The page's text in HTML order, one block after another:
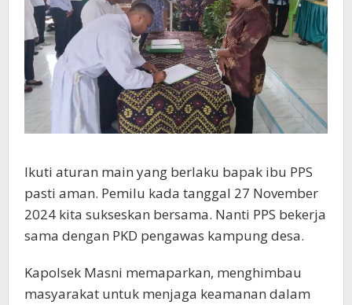
Ikuti aturan main yang berlaku bapak ibu PPS
pasti aman. Pemilu kada tanggal 27 November
2024 kita sukseskan bersama. Nanti PPS bekerja
sama dengan PKD pengawas kampung desa.
Kapolsek Masni memaparkan, menghimbau
masyarakat untuk menjaga keamanan dalam